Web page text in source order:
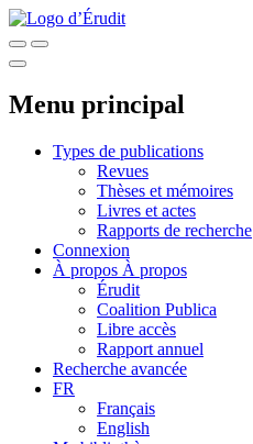
Menu principal
Types de publications
Revues
Thèses et mémoires
Livres et actes
Rapports de recherche
Connexion
À propos À propos
Érudit
Coalition Publica
Libre accès
Rapport annuel
Recherche avancée
FR
Français
English